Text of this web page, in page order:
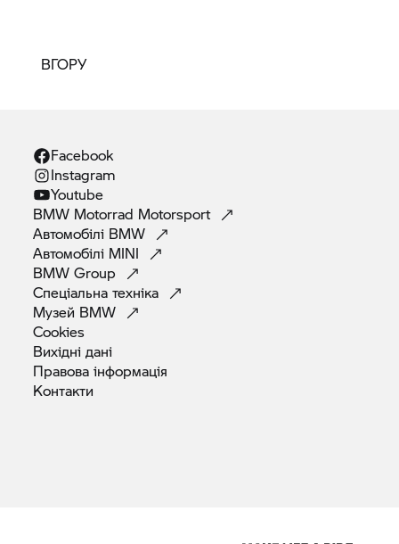
ВГОРУ
Facebook
Instagram
Youtube
BMW Motorrad Motorsport
Автомобілі BMW
Автомобілі MINI
BMWGroup
Спеціальнатехніка
Музей BMW
Cookies
Вихіднідані
Правоваінформація
Контакти